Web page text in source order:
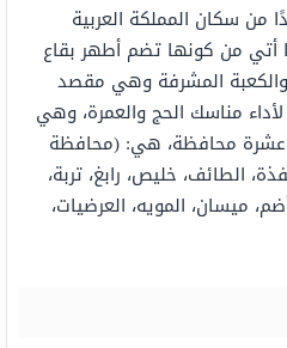
من سكان المملكة العربية
أتي من كونها تضم أطهر بقاع
والكعبة المشرفة وهي مقصد
مناسك الحج والعمرة، وهي
محافظة، هي: (محافظة
الطائف، خليص، رابغ، تربة،
ميسان، المويه، العرضيات،